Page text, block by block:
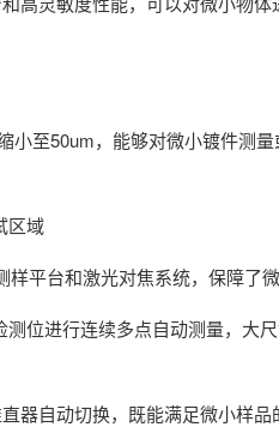
小至50um，能够对微小镀件测
区域
平台和激光对焦系统，保障了
位进行连续多点自动测量，大
自动切换，既能满足微小样品